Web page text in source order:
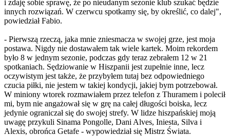
i zdaję sobie sprawę, że po nieudanym sezonie klub szukać będzie
innych rozwiązań. W czerwcu spotkamy się, by określić, co dalej",
powiedział Fabio.
- Pierwszą rzeczą, jaka mnie zniesmacza w swojej grze, jest moja
postawa. Nigdy nie dostawałem tak wiele kartek. Moim rekordem
było 8 w jednym sezonie, podczas gdy teraz zebrałem 12 w 21
spotkaniach. Sędziowanie w Hiszpanii jest zupełnie inne, lecz
oczywistym jest także, że przybyłem tutaj bez odpowiedniego
czucia piłki, nie jestem w takiej kondycji, jakiej bym potrzebował.
W miniony wtorek rozmawiałem przez telefon z Thuramem i polecił
mi, bym nie angażował się w grę na całej długości boiska, lecz
jedynie ograniczał się do swojej strefy. W lidze hiszpańskiej moją
uwagę przykuli Sinama Pongolle, Dani Alves, Iniesta, Silva i
Alexis, obrońca Getafe - wypowiedział się Mistrz Świata.